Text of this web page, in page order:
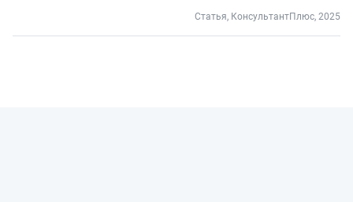
Статья, КонсультантПлюс, 2025